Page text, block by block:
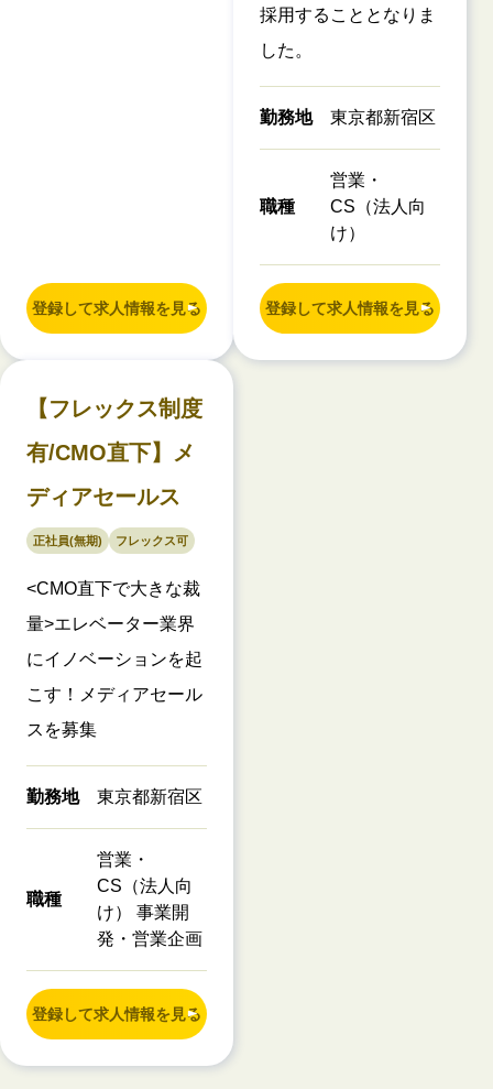
登録して求人情報を見る
採用することとなりま
した。
勤務地 東京都新宿区
職種
営業・
CS（法人向
け）
登録して求人情報を見る
【フレックス制度
有/CMO直下】メ
ディアセールス
正社員(無期) フレックス可
<CMO直下で大きな裁
量>エレベーター業界
にイノベーションを起
こす！メディアセール
スを募集
勤務地 東京都新宿区
職種
営業・
CS（法人向
け） 事業開
発・営業企画
登録して求人情報を見る